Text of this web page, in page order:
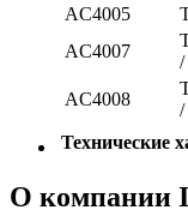
AC4005
AC4007
/
AC4008
/
Технические
О компании